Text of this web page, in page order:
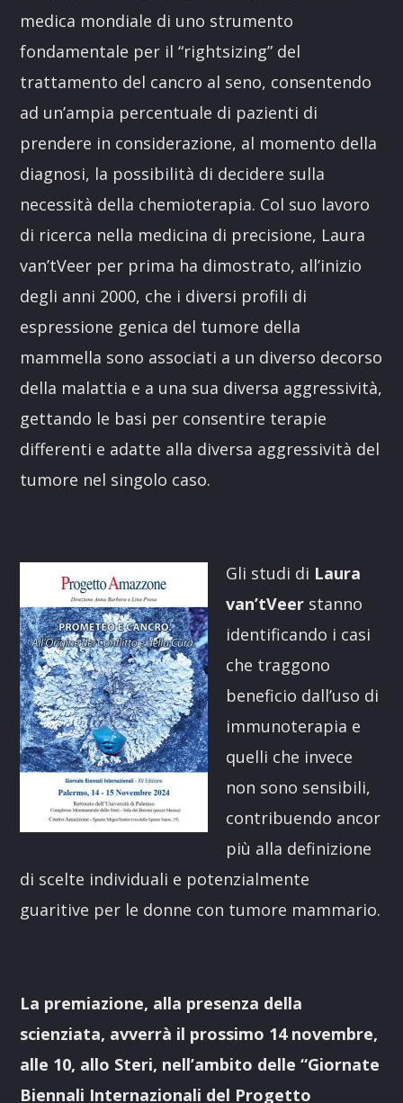
medica mondiale di uno strumento
fondamentale per il “rightsizing” del
trattamento del cancro al seno, consentendo
ad un’ampia percentuale di pazienti di
prendere in considerazione, al momento della
diagnosi, la possibilità di decidere sulla
necessità della chemioterapia. Col suo lavoro
di ricerca nella medicina di precisione, Laura
van’tVeer per prima ha dimostrato, all’inizio
degli anni 2000, che i diversi profili di
espressione genica del tumore della
mammella sono associati a un diverso decorso
della malattia e a una sua diversa aggressività,
gettando le basi per consentire terapie
differenti e adatte alla diversa aggressività del
tumore nel singolo caso.
Gli studi di Laura
van’tVeer stanno
identificando i casi
che traggono
beneficio dall’uso di
immunoterapia e
quelli che invece
non sono sensibili,
contribuendo ancor
più alla definizione
di scelte individuali e potenzialmente
guaritive per le donne con tumore mammario.
La premiazione, alla presenza della
scienziata, avverrà il prossimo 14 novembre,
alle 10, allo Steri, nell’ambito delle “Giornate
Biennali Internazionali del Progetto